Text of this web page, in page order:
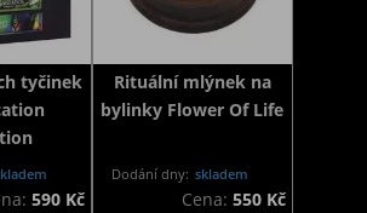
tyčinek
590 Kč
Rituální mlýnek na
bylinky Flower Of Life
Dodání dny: skladem
Cena:550 Kč